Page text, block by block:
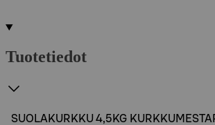
Tuotetiedot
SUOLAKURKKU 4,5KG